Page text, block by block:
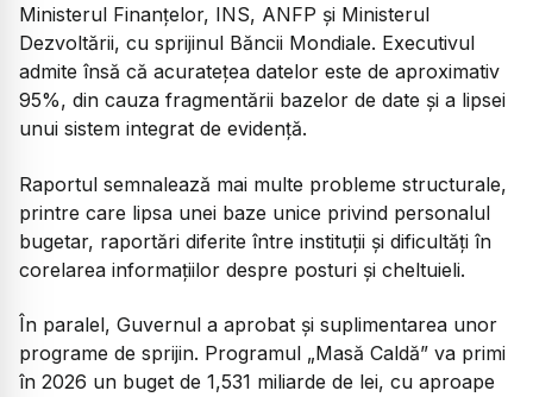
Ministerul Finanțelor, INS, ANFP și Ministerul
Dezvoltării, cu sprijinul Băncii Mondiale. Executivul
admite însă că acuratețea datelor este de aproximativ
95%, din cauza fragmentării bazelor de date și a lipsei
unui sistem integrat de evidență.
Raportul semnalează mai multe probleme structurale,
printre care lipsa unei baze unice privind personalul
bugetar, raportări diferite între instituții și dificultăți în
corelarea informațiilor despre posturi și cheltuieli.
În paralel, Guvernul a aprobat și suplimentarea unor
programe de sprijin. Programul „Masă Caldă” va primi
în 2026 un buget de 1,531 miliarde de lei, cu aproape